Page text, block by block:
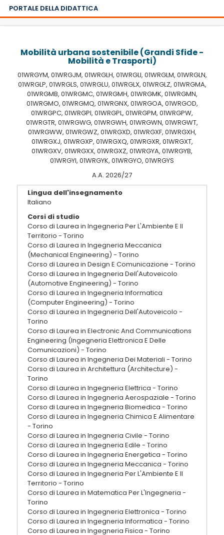
PORTALE DELLA DIDATTICA
Mobilità urbana sostenibile (Grandi Sfide -
Mobilità e Trasporti)
01WRGYM, 01WRGJM, 01WRGLH, 01WRGLI, 01WRGLM, 01WRGLN,
01WRGLP, 01WRGLS, 01WRGLU, 01WRGLX, 01WRGLZ, 01WRGMA,
01WRGMB, 01WRGMC, 01WRGMH, 01WRGMK, 01WRGMN,
01WRGMO, 01WRGMQ, 01WRGNX, 01WRGOA, 01WRGOD,
01WRGPC, 01WRGPI, 01WRGPL, 01WRGPM, 01WRGPW,
01WRGTR, 01WRGWG, 01WRGWH, 01WRGWN, 01WRGWT,
01WRGWW, 01WRGWZ, 01WRGXD, 01WRGXF, 01WRGXH,
01WRGXJ, 01WRGXP, 01WRGXQ, 01WRGXR, 01WRGXT,
01WRGXV, 01WRGXX, 01WRGXZ, 01WRGYA, 01WRGYB,
01WRGYI, 01WRGYK, 01WRGYO, 01WRGYS
A.A. 2026/27
Lingua dell'insegnamento
Italiano
Corsi di studio
Corso di Laurea in Ingegneria Per L'Ambiente E Il
Territorio - Torino
Corso di Laurea in Ingegneria Meccanica
(Mechanical Engineering) - Torino
Corso di Laurea in Design E Comunicazione - Torino
Corso di Laurea in Ingegneria Dell'Autoveicolo
(Automotive Engineering) - Torino
Corso di Laurea in Ingegneria Informatica
(Computer Engineering) - Torino
Corso di Laurea in Ingegneria Dell'Autoveicolo -
Torino
Corso di Laurea in Electronic And Communications
Engineering (Ingegneria Elettronica E Delle
Comunicazioni) - Torino
Corso di Laurea in Ingegneria Dei Materiali - Torino
Corso di Laurea in Architettura (Architecture) -
Torino
Corso di Laurea in Ingegneria Elettrica - Torino
Corso di Laurea in Ingegneria Aerospaziale - Torino
Corso di Laurea in Ingegneria Biomedica - Torino
Corso di Laurea in Ingegneria Chimica E Alimentare
- Torino
Corso di Laurea in Ingegneria Civile - Torino
Corso di Laurea in Ingegneria Edile - Torino
Corso di Laurea in Ingegneria Energetica - Torino
Corso di Laurea in Ingegneria Meccanica - Torino
Corso di Laurea in Ingegneria Per L'Ambiente E Il
Territorio - Torino
Corso di Laurea in Matematica Per L'Ingegneria -
Torino
Corso di Laurea in Ingegneria Elettronica - Torino
Corso di Laurea in Ingegneria Informatica - Torino
Corso di Laurea in Ingegneria Fisica - Torino